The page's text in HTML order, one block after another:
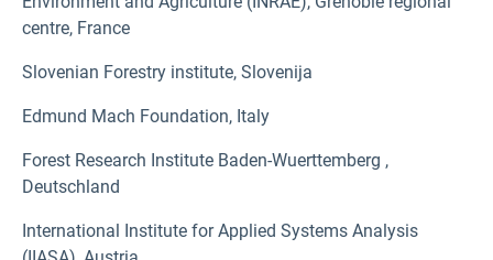
centre, France
Slovenian Forestry institute, Slovenija
Edmund Mach Foundation, Italy
Forest Research Institute Baden-Wuerttemberg ,
Deutschland
International Institute for Applied Systems Analysis